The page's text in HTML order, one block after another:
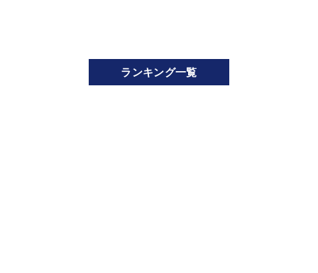
ランキング一覧